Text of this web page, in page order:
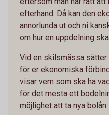
efterhand. Då kan den
annorlunda ut och ni
om hur en uppdelning
Vid en skilsmässa
för er ekonomiska
visar vem som ska ha
för det mesta ett
möjlighet att ta nya bolån.